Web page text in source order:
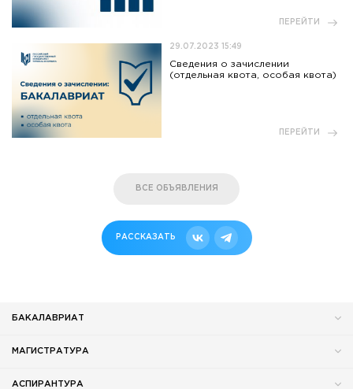
ПЕРЕЙТИ
29.07.2023 15:49
Сведения о зачислении
(отдельная квота, особая квота)
ПЕРЕЙТИ
ВСЕ ОБЪЯВЛЕНИЯ
РАССКАЗАТЬ
БАКАЛАВРИАТ
МАГИСТРАТУРА
АСПИРАНТУРА